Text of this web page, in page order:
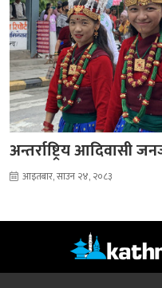
अन्तर्राष्ट्रिय आदिवासी
आइतबार, साउन २४, २०८३